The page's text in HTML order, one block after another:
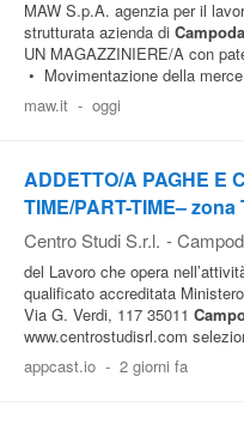
MAW S.p.A. agenzia per il
strutturata azienda di
UN MAGAZZINIERE/A con
• Movimentazione della
maw.it - oggi
ADDETTO/A PAGHE E
TIME/PART-TIME–
Centro Studi S.r.l. -
del Lavoro che opera
qualificato accreditata
Via G. Verdi, 117 35011
www.centrostudisrl.com
appcast.io - 2 giorni fa